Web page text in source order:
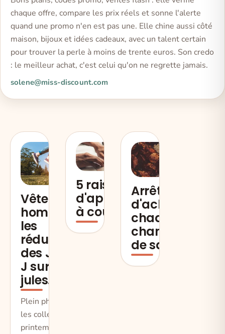
chaque offre, compare les prix réels et sonne l'alerte
quand une promo n'en est pas une. Elle chine aussi côté
maison, bijoux et idées cadeaux, avec un talent certain
pour trouver la perle à moins de trente euros. Son credo
: le meilleur achat, c'est celui qu'on ne regrette jamais.
solene@miss-discount.com
Vêtement
hommes,
les
réductions
des Jours
J sur
jules.fr !
Plein phare sur
les collections
printemps, avec
5 raisons
d'apprendre
à coudre
Arrêtez
d'acheter à
chaque
changement
de saison